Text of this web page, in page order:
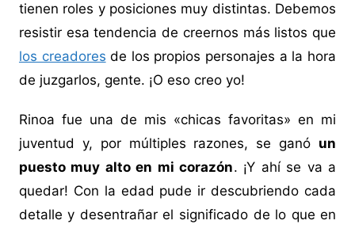
tienen roles y posiciones muy distintas. Debemos
resistir esa tendencia de creernos más listos que
los creadores de los propios personajes a la hora
de juzgarlos, gente. ¡O eso creo yo!
Rinoa fue una de mis «chicas favoritas» en mi
juventud y, por múltiples razones, se ganó un
puesto muy alto en mi corazón. ¡Y ahí se va a
quedar! Con la edad pude ir descubriendo cada
detalle y desentrañar el significado de lo que en